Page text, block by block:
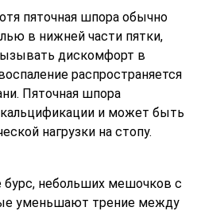
пяточная шпора обычно
в нижней части пятки,
дискомфорт в
распространяется
Пяточная шпора
и может быть
нагрузки на стопу.
бурс, небольших мешочков с
уменьшают трение между